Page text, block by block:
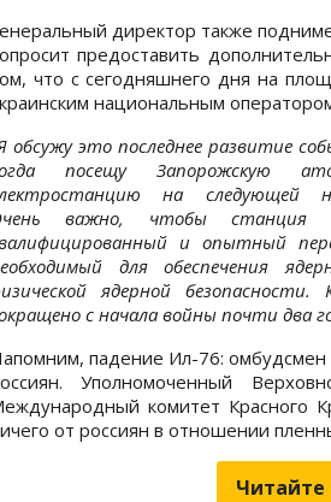
директор также
предоставить
что с сегодняшнего дня на
национальным
обсужу это последнее развитие
посещу Запорожскую
на следующей
важно, чтобы станция
и опытный
для обеспечения
ядерной
с начала войны почти два
падение Ил-76: омбудсмен
Уполномоченный
комитет Красного
от россиян в отношении
Читайте